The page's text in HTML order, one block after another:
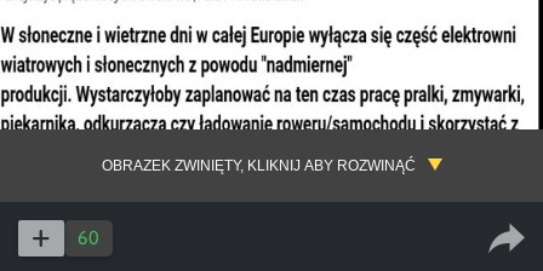
OBRAZEK ZWINIĘTY, KLIKNIJ ABY ROZWINĄĆ
60